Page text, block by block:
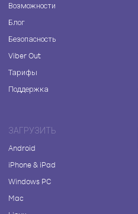
Возможности
Блог
Безопасность
Viber Out
Тарифы
Поддержка
ЗАГРУЗИТЬ
Android
iPhone & iPad
Windows PC
Mac